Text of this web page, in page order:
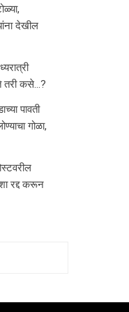
देखील
तरी कसे…?
पावती
गोळा,
रद्द करून